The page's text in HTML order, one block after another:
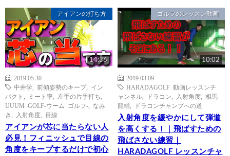
アイアンの打ち方
14:36
2019.05.30
中井学
前傾姿勢のキープ, イン
パクト
ミート率 左手の片手打ち
UUUM GOLF-ウーム ゴルフ-
なみ
き
入射角度 目線
アイアンが芯に当たらない人
必見！フィニッシュで目線の
角度をキープするだけで初心
ゴルフのレッスン動画
10:02
2019.03.09
HARADAGOLF 動画レッスンチ
ャンネル
ドラコン 入射角度
相馬
龍輔
ドラコンチャンプへの道
入射角度を緩やかにして弾道
を高くする！｜飛ばすための
飛ばさない練習｜
HARADAGOLF レッスンチャ